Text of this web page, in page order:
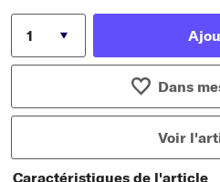
Dans
Voir
Caractéristiques de l'article